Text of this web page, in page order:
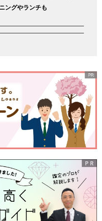
ングやランチも